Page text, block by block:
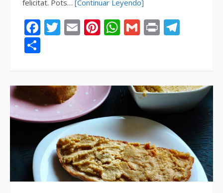
felicitat. Pots… [Continuar Leyendo]
Facebook
Twitter
EmailPinterest
WhatsApp
Gmail
Print